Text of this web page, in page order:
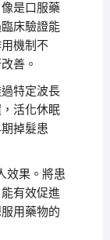
是口服藥
床驗證能
機制不
善。
特定波長
活化休眠
掉髮患
效果。將患
有效促進
用藥物的